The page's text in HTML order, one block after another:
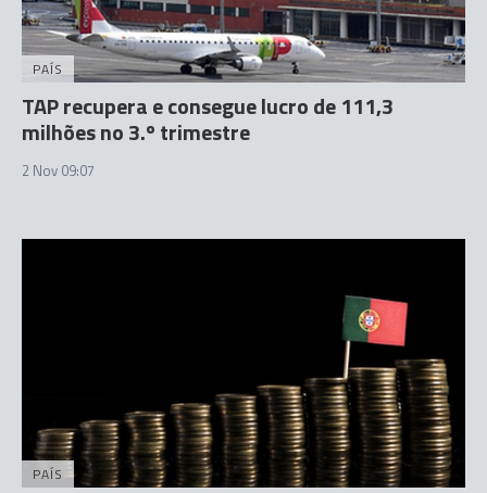
PAÍS
TAP recupera e consegue lucro de 111,3
milhões no 3.º trimestre
2 Nov 09:07
PAÍS